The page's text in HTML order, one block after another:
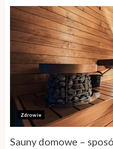
Zdrowie
Sauny domowe –